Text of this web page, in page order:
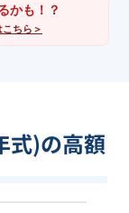
かも！？
ちら＞
式)の高額